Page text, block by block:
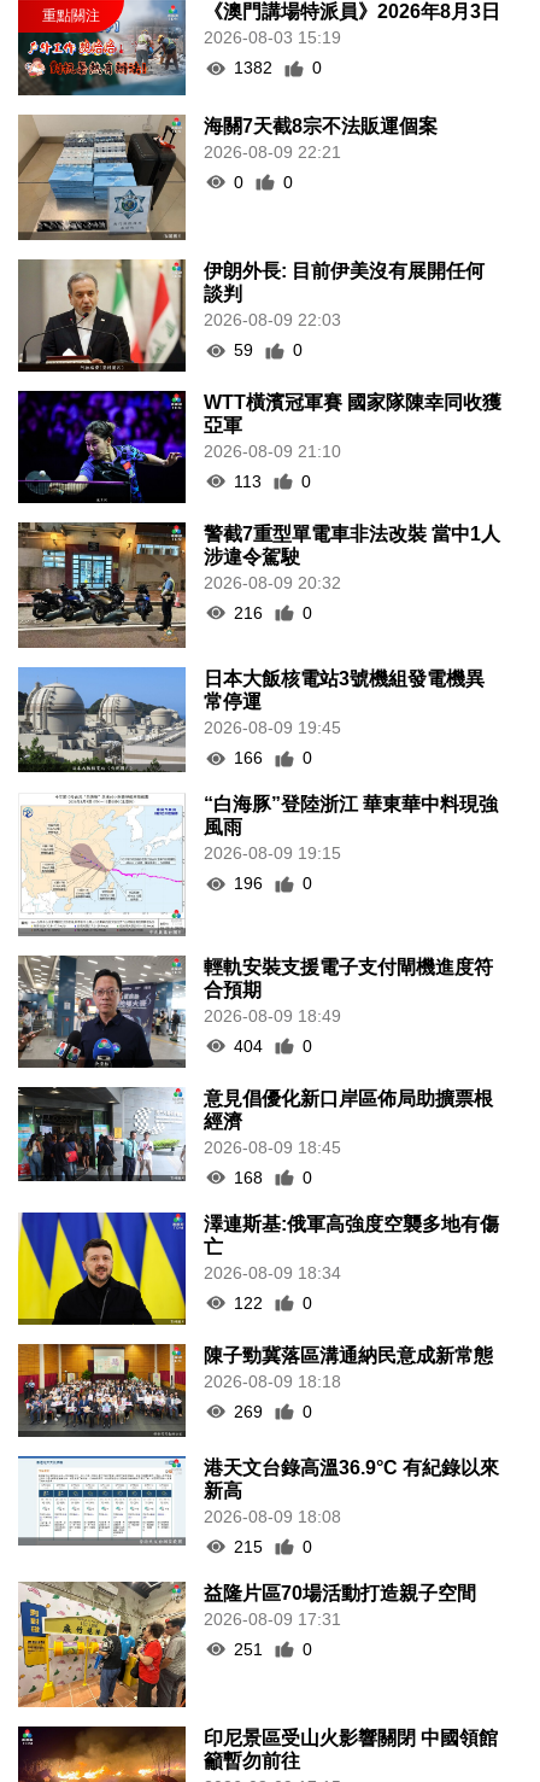
《澳門講場特派員》2026年8月3日
2026-08-03 15:19
1382
0
海關7天截8宗不法販運個案
2026-08-09 22:21
0
0
伊朗外長: 目前伊美沒有展開任何
談判
2026-08-09 22:03
59
0
WTT橫濱冠軍賽 國家隊陳幸同收獲
亞軍
2026-08-09 21:10
113
0
警截7重型單電車非法改裝 當中1人
涉違令駕駛
2026-08-09 20:32
216
0
日本大飯核電站3號機組發電機異
常停運
2026-08-09 19:45
166
0
“白海豚”登陸浙江 華東華中料現強
風雨
2026-08-09 19:15
196
0
輕軌安裝支援電子支付閘機進度符
合預期
2026-08-09 18:49
404
0
意見倡優化新口岸區佈局助擴票根
經濟
2026-08-09 18:45
168
0
澤連斯基:俄軍高強度空襲多地有傷
亡
2026-08-09 18:34
122
0
陳子勁冀落區溝通納民意成新常態
2026-08-09 18:18
269
0
港天文台錄高溫36.9°C 有紀錄以來
新高
2026-08-09 18:08
215
0
益隆片區70場活動打造親子空間
2026-08-09 17:31
251
0
印尼景區受山火影響關閉 中國領館
籲暫勿前往